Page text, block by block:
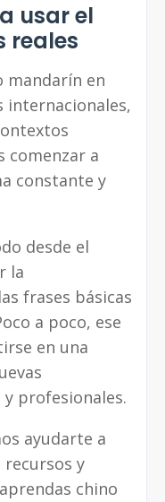
usar el
reales
mandarín en
internacionales,
comenzar a
constante y
desde el
la
frases básicas
a poco, ese
en una
profesionales.
ayudarte a
recursos y
chino